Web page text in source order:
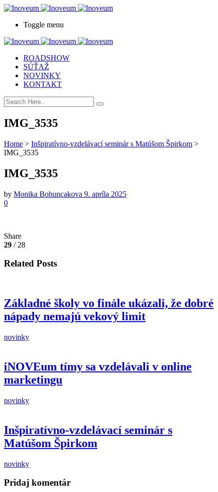
Toggle menu
ROADSHOW
SÚŤAŽ
NOVINKY
KONTAKT
IMG_3535
Home > Inšpiratívno-vzdelávací seminár s Matúšom Špirkom >
IMG_3535
IMG_3535
by Monika Bohuncakova 9. apríla 2025
0
Share
29 / 28
Related Posts
Základné školy vo finále ukázali, že dobré
nápady nemajú vekový limit
novinky
iNOVEum tímy sa vzdelávali v online
marketingu
novinky
Inšpiratívno-vzdelávací seminár s
Matúšom Špirkom
novinky
Pridaj komentár